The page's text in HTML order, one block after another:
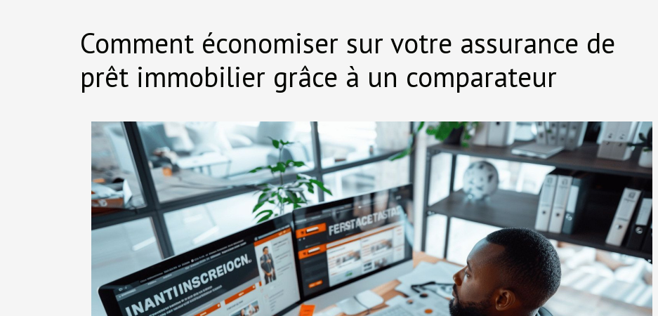
Comment économiser sur votre assurance de
prêt immobilier grâce à un comparateur